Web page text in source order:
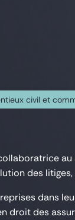
civil et
des
dans
droit des